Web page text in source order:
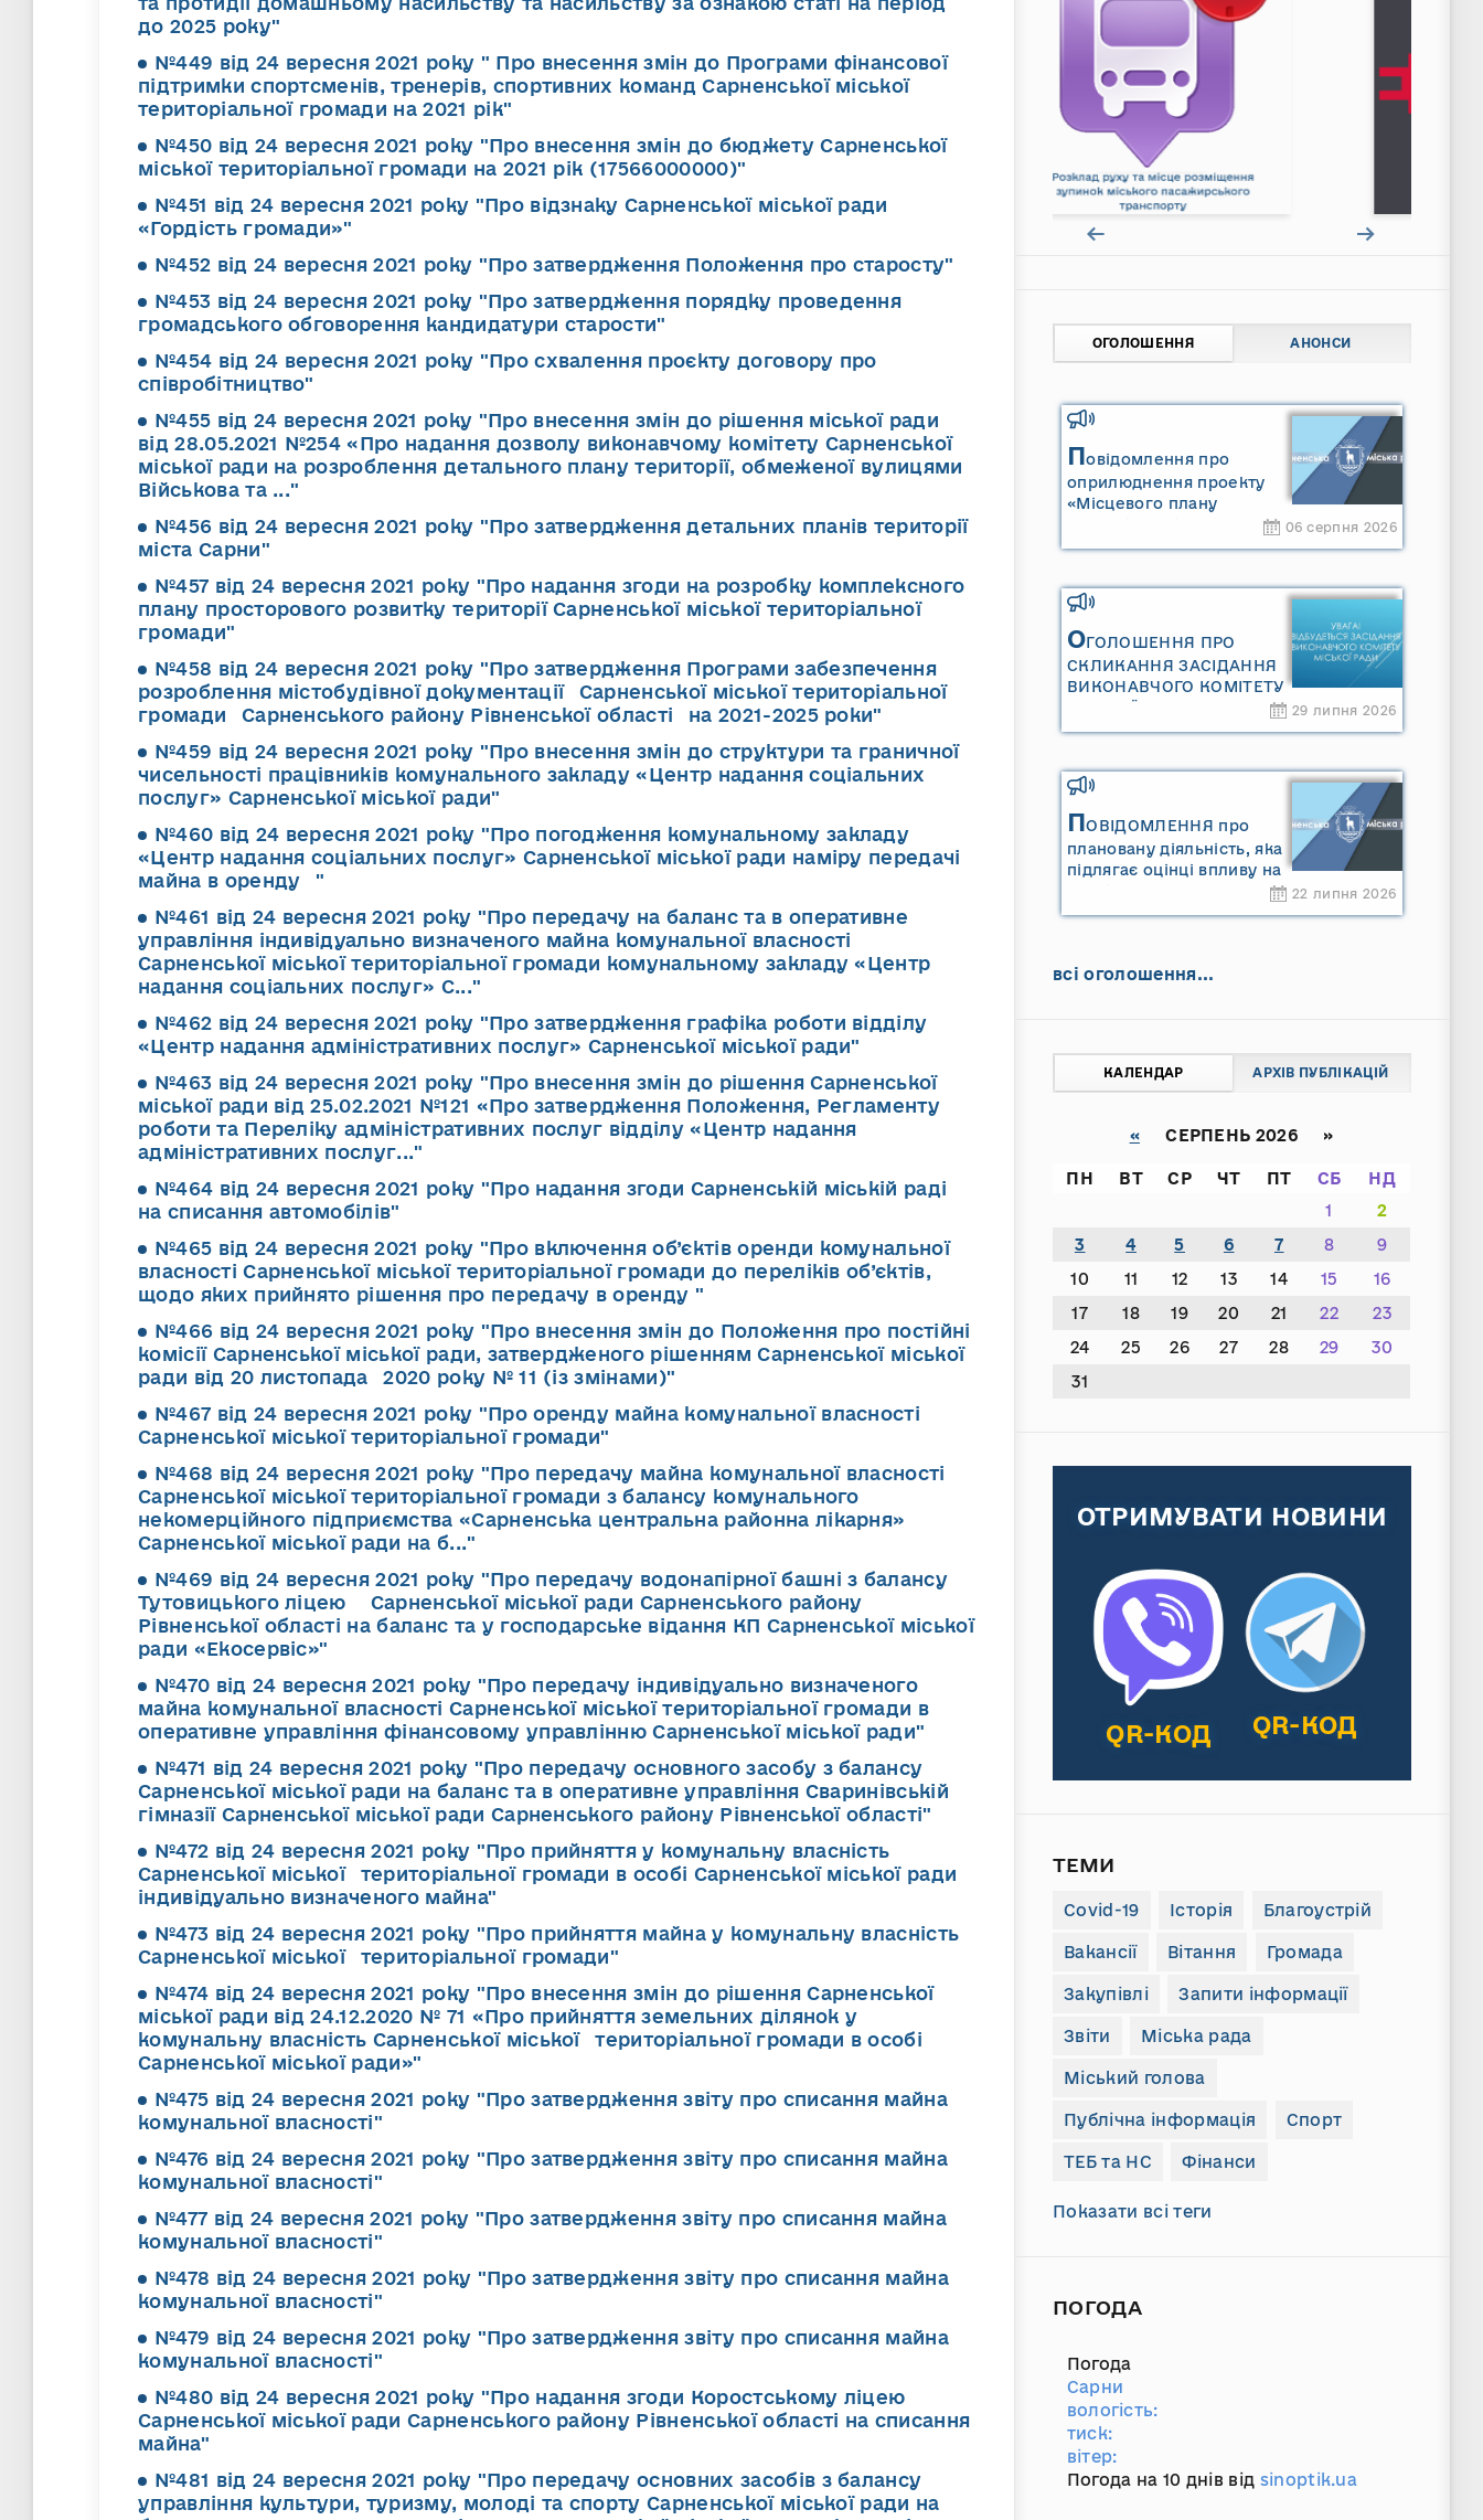
до 2025 року"
№449 від 24 вересня 2021 року " Про внесення змін до Програми фінансової
підтримки спортсменів, тренерів, спортивних команд Сарненської міської
територіальної громади на 2021 рік"
№450 від 24 вересня 2021 року "Про внесення змін до бюджету Сарненської
міської територіальної громади на 2021 рік (17566000000)"
№451 від 24 вересня 2021 року "Про відзнаку Сарненської міської ради
«Гордість громади»"
№452 від 24 вересня 2021 року "Про затвердження Положення про старосту"
№453 від 24 вересня 2021 року "Про затвердження порядку проведення
громадського обговорення кандидатури старости"
№454 від 24 вересня 2021 року "Про схвалення проєкту договору про
співробітництво"
№455 від 24 вересня 2021 року "Про внесення змін до рішення міської ради
від 28.05.2021 №254 «Про надання дозволу виконавчому комітету Сарненської
міської ради на розроблення детального плану території, обмеженої вулицями
Військова та ..."
№456 від 24 вересня 2021 року "Про затвердження детальних планів території
міста Сарни"
№457 від 24 вересня 2021 року "Про надання згоди на розробку комплексного
плану просторового розвитку території Сарненської міської територіальної
громади"
№458 від 24 вересня 2021 року "Про затвердження Програми забезпечення
розроблення містобудівної документації Сарненської міської територіальної
громади Сарненського району Рівненської області на 2021-2025 роки"
№459 від 24 вересня 2021 року "Про внесення змін до структури та граничної
чисельності працівників комунального закладу «Центр надання соціальних
послуг» Сарненської міської ради"
№460 від 24 вересня 2021 року "Про погодження комунальному закладу
«Центр надання соціальних послуг» Сарненської міської ради наміру передачі
майна в оренду "
№461 від 24 вересня 2021 року "Про передачу на баланс та в оперативне
управління індивідуально визначеного майна комунальної власності
Сарненської міської територіальної громади комунальному закладу «Центр
надання соціальних послуг» С..."
№462 від 24 вересня 2021 року "Про затвердження графіка роботи відділу
«Центр надання адміністративних послуг» Сарненської міської ради"
№463 від 24 вересня 2021 року "Про внесення змін до рішення Сарненської
міської ради від 25.02.2021 №121 «Про затвердження Положення, Регламенту
роботи та Переліку адміністративних послуг відділу «Центр надання
адміністративних послуг..."
№464 від 24 вересня 2021 року "Про надання згоди Сарненській міській раді
на списання автомобілів"
№465 від 24 вересня 2021 року "Про включення об’єктів оренди комунальної
власності Сарненської міської територіальної громади до переліків об’єктів,
щодо яких прийнято рішення про передачу в оренду "
№466 від 24 вересня 2021 року "Про внесення змін до Положення про постійні
комісії Сарненської міської ради, затвердженого рішенням Сарненської міської
ради від 20 листопада 2020 року № 11 (із змінами)"
№467 від 24 вересня 2021 року "Про оренду майна комунальної власності
Сарненської міської територіальної громади"
№468 від 24 вересня 2021 року "Про передачу майна комунальної власності
Сарненської міської територіальної громади з балансу комунального
некомерційного підприємства «Сарненська центральна районна лікарня»
Сарненської міської ради на б..."
№469 від 24 вересня 2021 року "Про передачу водонапірної башні з балансу
Тутовицького ліцею Сарненської міської ради Сарненського району
Рівненської області на баланс та у господарське відання КП Сарненської міської
ради «Екосервіс»"
№470 від 24 вересня 2021 року "Про передачу індивідуально визначеного
майна комунальної власності Сарненської міської територіальної громади в
оперативне управління фінансовому управлінню Сарненської міської ради"
№471 від 24 вересня 2021 року "Про передачу основного засобу з балансу
Сарненської міської ради на баланс та в оперативне управління Сваринівській
гімназії Сарненської міської ради Сарненського району Рівненської області"
№472 від 24 вересня 2021 року "Про прийняття у комунальну власність
Сарненської міської територіальної громади в особі Сарненської міської ради
індивідуально визначеного майна"
№473 від 24 вересня 2021 року "Про прийняття майна у комунальну власність
Сарненської міської територіальної громади"
№474 від 24 вересня 2021 року "Про внесення змін до рішення Сарненської
міської ради від 24.12.2020 № 71 «Про прийняття земельних ділянок у
комунальну власність Сарненської міської територіальної громади в особі
Сарненської міської ради»"
№475 від 24 вересня 2021 року "Про затвердження звіту про списання майна
комунальної власності"
№476 від 24 вересня 2021 року "Про затвердження звіту про списання майна
комунальної власності"
№477 від 24 вересня 2021 року "Про затвердження звіту про списання майна
комунальної власності"
№478 від 24 вересня 2021 року "Про затвердження звіту про списання майна
комунальної власності"
№479 від 24 вересня 2021 року "Про затвердження звіту про списання майна
комунальної власності"
№480 від 24 вересня 2021 року "Про надання згоди Коростському ліцею
Сарненської міської ради Сарненського району Рівненської області на списання
майна"
№481 від 24 вересня 2021 року "Про передачу основних засобів з балансу
управління культури, туризму, молоді та спорту Сарненської міської ради на
ОГОЛОШЕННЯ АНОНСИ
Повідомлення про
оприлюднення проекту
«Місцевого плану
Сарненської міської
та «Звіту про стратегічну
екологічну оцінку
«Місцевого плану
управління відходами
Сарненської міської
територіальної громади»
06 серпня 2026
ОГОЛОШЕННЯ ПРО
СКЛИКАННЯ ЗАСІДАННЯ
ВИКОНАВЧОГО КОМІТЕТУ
МІСЬКОЇ РАДИ
29 липня 2026
ПОВІДОМЛЕННЯ про
плановану діяльність, яка
підлягає оцінці впливу на
довкілля ТОВАРИСТВО З
ОБМЕЖЕНОЮ
22 липня 2026
всі оголошення...
КАЛЕНДАР АРХІВ ПУБЛІКАЦІЙ
«СЕРПЕНЬ 2026 »
ПН ВТ СР ЧТ ПТ СБ
НД
1
2
3
4 5 6 7 8
9
10
11 12 13 14 15
16
17
18 19 20 21 22
23
24
25 26 27 28 29
30
31
ОТРИМУВАТИ НОВИНИ
QR-КОД QR-КОД
ТЕМИ
Covid-19 Історія Благоустрій
Вакансії Вітання Громада
Закупівлі Запити інформації
Звіти Міська рада
Міський голова
Публічна інформація Спорт
ТЕБ та НС Фінанси
Показати всі теги
ПОГОДА
Погода
Сарни
вологість:
тиск:
вітер:
Погода на 10 днів від sinoptik.ua